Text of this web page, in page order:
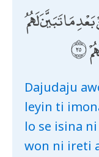
مَا تَبَيَّنَ لَهُمُ
Dajudaju
leyin ti
lo se isina
won ni ireti